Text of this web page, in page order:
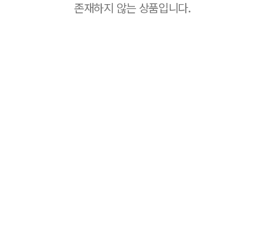
존재하지 않는 상품입니다.